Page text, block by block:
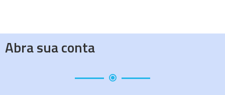
Abra sua conta